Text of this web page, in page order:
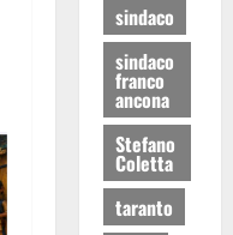
sindaco
sindaco
franco
ancona
Stefano
Coletta
taranto